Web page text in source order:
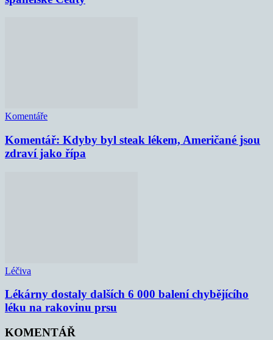
Komentáře
Komentář: Kdyby byl steak lékem, Američané jsou
zdraví jako řípa
Léčiva
Lékárny dostaly dalších 6 000 balení chybějícího
léku na rakovinu prsu
KOMENTÁŘ